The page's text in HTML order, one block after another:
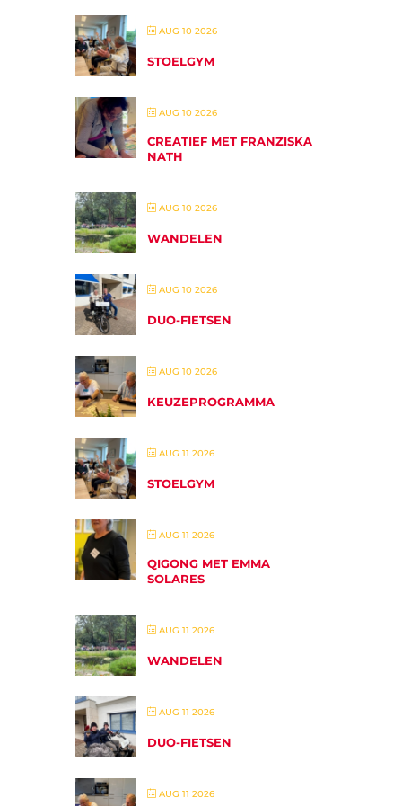
AUG 10 2026
STOELGYM
AUG 10 2026
CREATIEF MET FRANZISKA
NATH
AUG 10 2026
WANDELEN
AUG 10 2026
DUO-FIETSEN
AUG 10 2026
KEUZEPROGRAMMA
AUG 11 2026
STOELGYM
AUG 11 2026
QIGONG MET EMMA
SOLARES
AUG 11 2026
WANDELEN
AUG 11 2026
DUO-FIETSEN
AUG 11 2026